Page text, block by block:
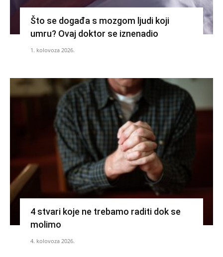
Što se događa s mozgom ljudi koji
umru? Ovaj doktor se iznenadio
1. kolovoza 2026.
4 stvari koje ne trebamo raditi dok se
molimo
4. kolovoza 2026.